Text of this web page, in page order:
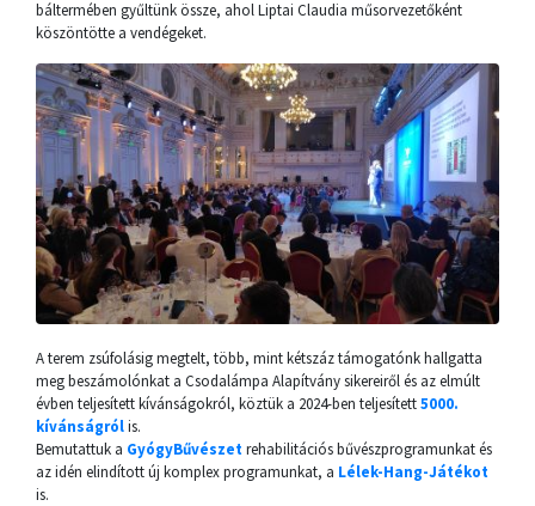
báltermében gyűltünk össze, ahol Liptai Claudia műsorvezetőként
köszöntötte a vendégeket.
A terem zsúfolásig megtelt, több, mint kétszáz támogatónk hallgatta
meg beszámolónkat a Csodalámpa Alapítvány sikereiről és az elmúlt
évben teljesített kívánságokról, köztük a 2024-ben teljesített5000.
kívánságrólis.
Bemutattuk a GyógyBűvészetrehabilitációs bűvészprogramunkat és
az idén elindított új komplex programunkat, a Lélek-Hang-Játékot
is.